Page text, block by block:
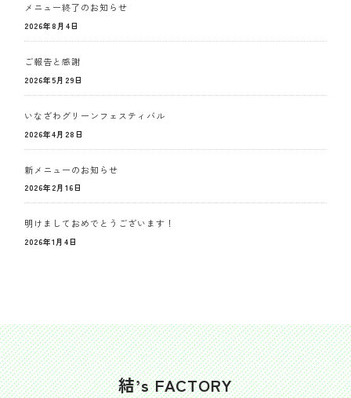
メニュー終了のお知らせ
2026年8月4日
ご報告と感謝
2026年5月29日
いなざわグリーンフェスティバル
2026年4月28日
新メニューのお知らせ
2026年2月16日
明けましておめでとうございます！
2026年1月4日
結’s FACTORY